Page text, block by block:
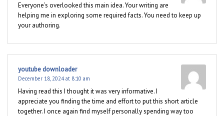
Everyone’s overlooked this main idea. Your writing are
helping me in exploring some required facts. You need to keep up
your authoring.
youtube downloader
December 18, 2024 at 8:10 am
Having read this I thought it was very informative. I
appreciate you finding the time and effort to put this short article
together. I once again find myself personally spending way too